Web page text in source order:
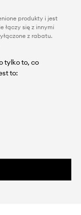
produkty i jest
łączy się z innymi
z rabatu.
tylko to, co
to: